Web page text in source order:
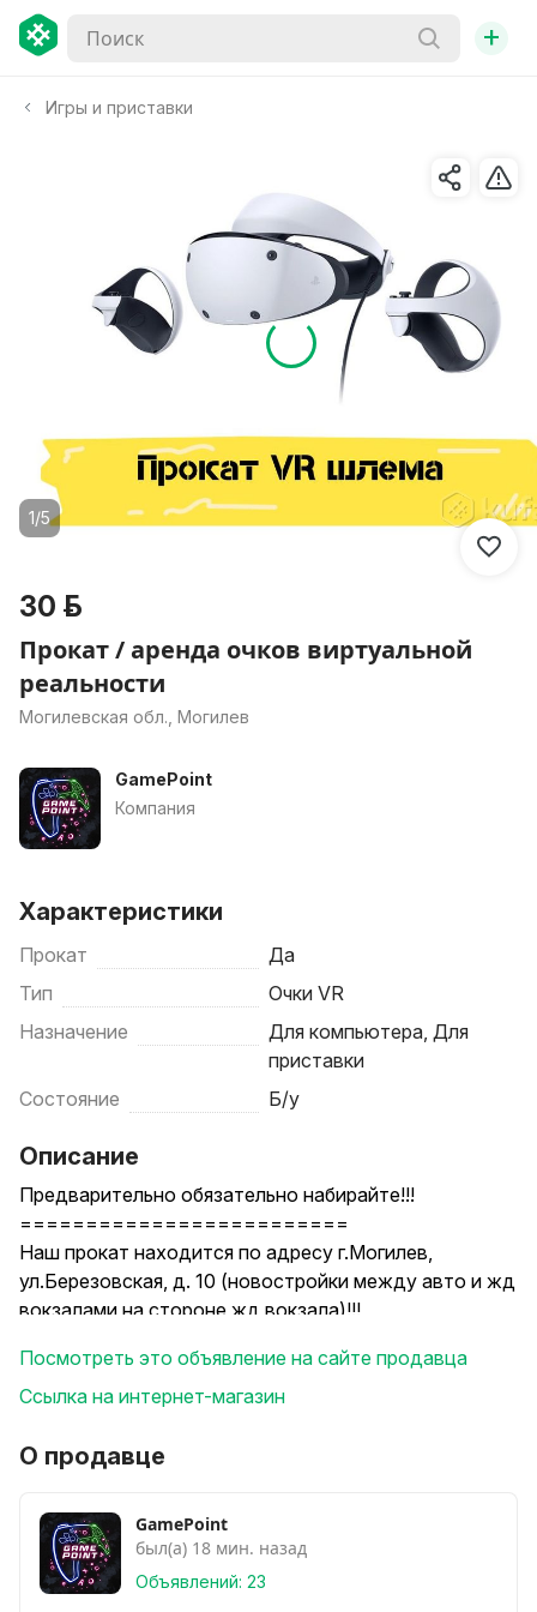
+
Игры и приставки
1/5
30 р.
Прокат / аренда очков виртуальной
реальности
Могилевская обл., Могилев
GamePoint
Компания
Характеристики
Прокат
Да
Тип
Очки VR
Назначение
Для компьютера, Для
приставки
Состояние
Б/у
Описание
Предварительно обязательно набирайте!!!
=========================
Наш прокат находится по адресу г.Могилев,
ул.Березовская, д. 10 (новостройки между авто и жд
вокзалами на стороне жд вокзала)!!!
виртуальной реальности с топовыми играми и
последними новинками на прокат только у нас!
У нас новинки - шлем виртуальной реальности
==============================
Доставка по городу!
Гибкая система скидок!
Партнерская программа!
Посмотреть это объявление на сайте продавца
Ссылка на интернет-магазин
О продавце
GamePoint
был(а) 18 мин. назад
Объявлений: 23